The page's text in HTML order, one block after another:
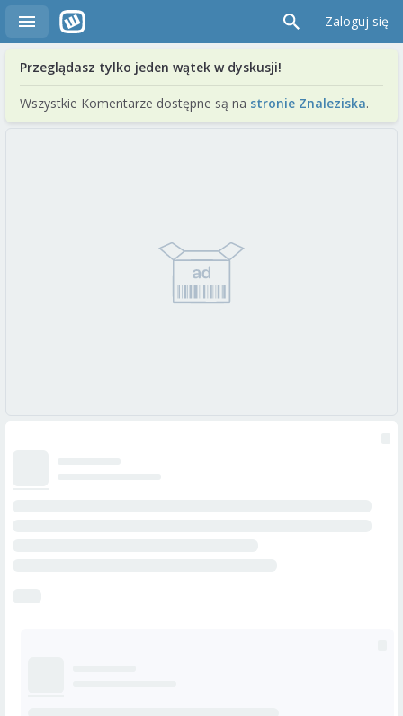
Zaloguj się
Przeglądasz tylko jeden wątek w dyskusji!
Wszystkie Komentarze dostępne są na stronie Znaleziska.